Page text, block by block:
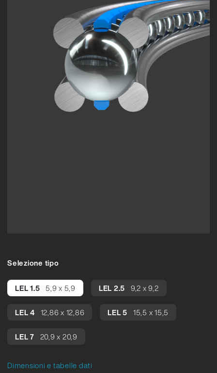
Selezione tipo
LEL 1.5 5,9 x 5,9 LEL 2.5 9,2 x 9,2
LEL 4 12,86 x 12,86 LEL 5 15,5 x 15,5
LEL 7 20,9 x 20,9
Dimensioni e tabelle dati